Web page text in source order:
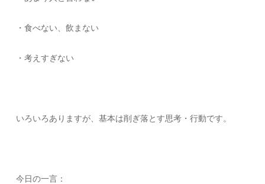
・食べない、飲まない
・考えすぎない
いろいろありますが、基本は削ぎ落とす思考・行動です。
今日の一言：